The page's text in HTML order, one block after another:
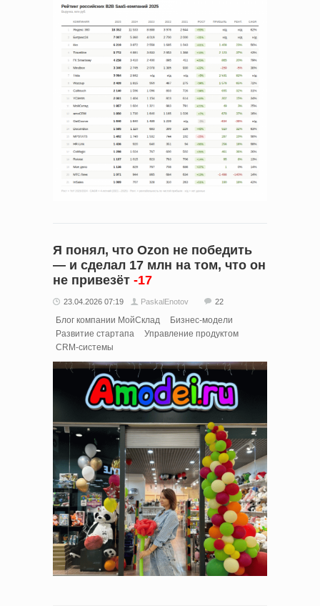
Я понял, что Ozon не победить
— и сделал 17 млн на том, что он
не привезёт -17
23.04.2026 07:19 PaskalEnotov 22
Блог компании МойСклад
Бизнес-модели
Развитие стартапа
Управление продуктом
CRM-системы